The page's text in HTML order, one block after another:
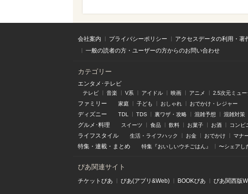
会社案内 プライバシーポリシー アクセスデータの利用・著
一般の読者の方・ユーザーの方からのお問い合わせ
カテゴリー
エンタメ･テレビ
テレビ 音楽 V系 アイドル 映画 アニメ 2.5次元ミュ
ファミリー 家庭 子ども おしゃれ おでかけ・レジャー
ディズニー TDL TDS 裏ワザ・攻略 混雑予想 混雑対策
グルメ･料理 スイーツ 食品 飲料 お菓子 お酒 コンビ
ライフスタイル 生活・ライフハック お金 おでかけ マナ
特集 ・ 連載 ・ まとめ 特集『おいしいウチごはん』 〜シェアし
ぴあ関連サイト
チケットぴあ ぴあ(アプリ&Web) BOOKぴあ ぴあ関⻄版